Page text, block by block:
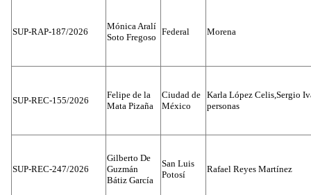
SUP-RAP-187/2026
Mónica Aralí
Soto Fregoso
Federal Morena
SUP-REC-155/2026
Felipe de la
Mata Pizaña
Ciudad de
México
Karla López Celis,Sergio
personas
SUP-REC-247/2026
Gilberto De
Guzmán
Bátiz García
San Luis
Potosí
Rafael Reyes Martínez